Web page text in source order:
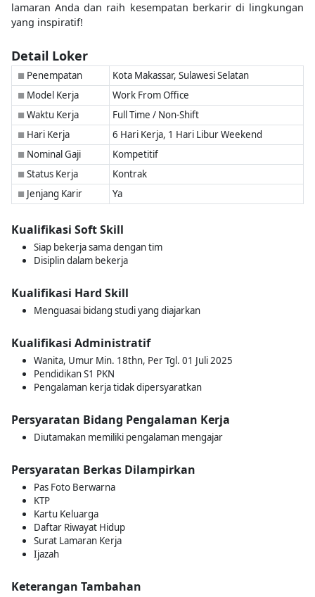
lamaran Anda dan raih kesempatan berkarir di lingkungan
yang inspiratif!
Detail Loker
■ Penempatan Kota Makassar, Sulawesi Selatan
■ Model Kerja Work From Office
■ Waktu Kerja Full Time / Non-Shift
■ Hari Kerja 6 Hari Kerja, 1 Hari Libur Weekend
■ Nominal Gaji Kompetitif
■ Status Kerja Kontrak
■ Jenjang Karir Ya
Kualifikasi Soft Skill
Siap bekerja sama dengan tim
Disiplin dalam bekerja
Kualifikasi Hard Skill
Menguasai bidang studi yang diajarkan
Kualifikasi Administratif
Wanita, Umur Min. 18thn, Per Tgl. 01 Juli 2025
Pendidikan S1 PKN
Pengalaman kerja tidak dipersyaratkan
Persyaratan Bidang Pengalaman Kerja
Diutamakan memiliki pengalaman mengajar
Persyaratan Berkas Dilampirkan
Pas Foto Berwarna
KTP
Kartu Keluarga
Daftar Riwayat Hidup
Surat Lamaran Kerja
Ijazah
Keterangan Tambahan